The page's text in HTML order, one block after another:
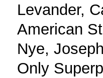
Levander,
American
Nye,
Only